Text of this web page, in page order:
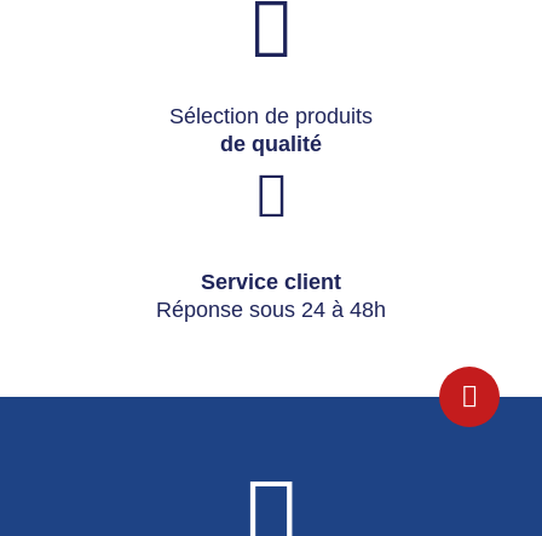
Sélection de produits
de qualité
Service client
Réponse sous 24 à 48h